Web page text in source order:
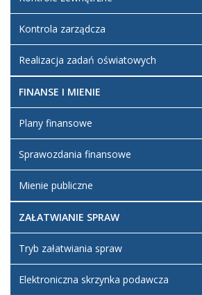
Kontrola zarządcza
Realizacja zadań oświatowych
FINANSE I MIENIE
Plany finansowe
Sprawozdania finansowe
Mienie publiczne
ZAŁATWIANIE SPRAW
Tryb załatwiania spraw
Elektroniczna skrzynka podawcza